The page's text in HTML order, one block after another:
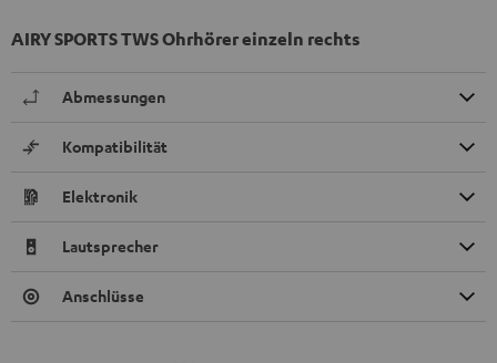
AIRY SPORTS TWS Ohrhörer einzeln rechts
Abmessungen
Kompatibilität
Elektronik
Lautsprecher
Anschlüsse